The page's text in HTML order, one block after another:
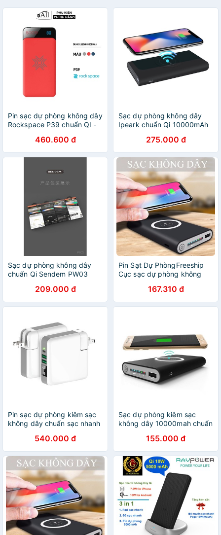
Pin sạc dự phòng không dây
Rockspace P39 chuẩn QI -
460.600 đ
Sạc dự phòng không dây
Ipeark chuẩn Qi 10000mAh
275.000 đ
Sạc dự phòng không dây
chuẩn Qi Sendem PW03
209.000 đ
Pin Sạt Dự PhòngFreeship
Cục sạc dự phòng không
167.310 đ
Pin sạc dự phòng kiêm sạc
không dây chuẩn sạc nhanh
540.000 đ
Sạc dự phòng kiêm sạc
không dây 10000mah chuẩn
155.000 đ